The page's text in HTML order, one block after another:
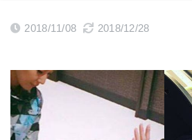
2018/11/08 2018/12/28